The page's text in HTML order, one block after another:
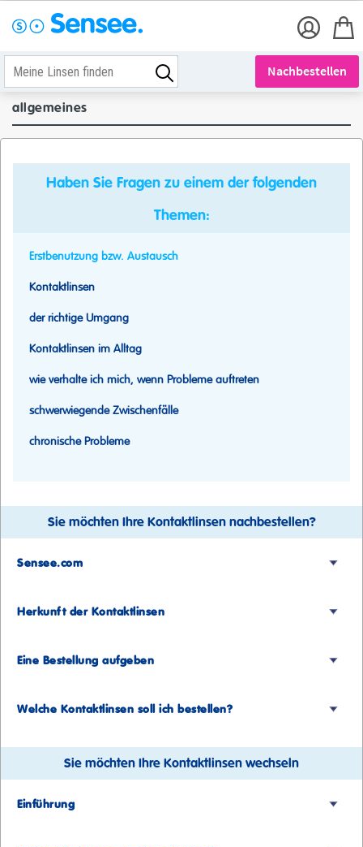
Nachbestellen
allgemeines
Haben Sie Fragen zu einem der folgenden
Themen:
Erstbenutzung bzw. Austausch
Kontaktlinsen
der richtige Umgang
Kontaktlinsen im Alltag
wie verhalte ich mich, wenn Probleme auftreten
schwerwiegende Zwischenfälle
chronische Probleme
Sie möchten Ihre Kontaktlinsen nachbestellen?
Sensee.com
Herkunft der Kontaktlinsen
Eine Bestellung aufgeben
Welche Kontaktlinsen soll ich bestellen?
Sie möchten Ihre Kontaktlinsen wechseln
Einführung